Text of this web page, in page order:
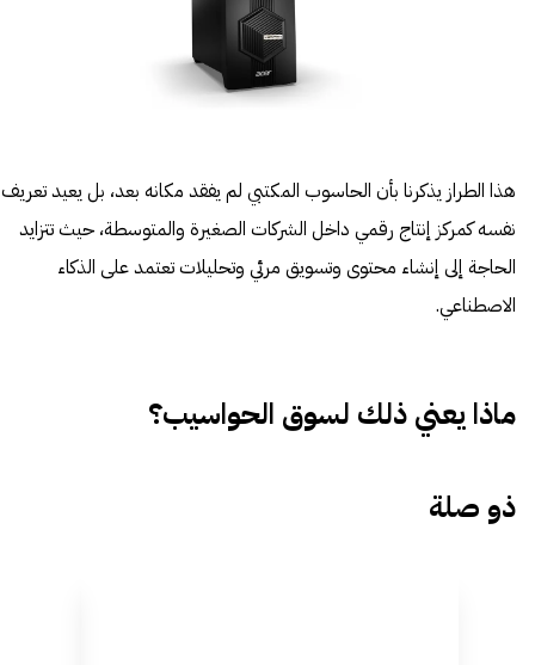
هذا الطراز يذكرنا بأن الحاسوب المكتبي لم يفقد مكانه بعد، بل يعيد تعريف
نفسه كمركز إنتاج رقمي داخل الشركات الصغيرة والمتوسطة، حيث تتزايد
الحاجة إلى إنشاء محتوى وتسويق مرئي وتحليلات تعتمد على الذكاء
الاصطناعي.
ماذا يعني ذلك لسوق الحواسيب؟
ذو صلة